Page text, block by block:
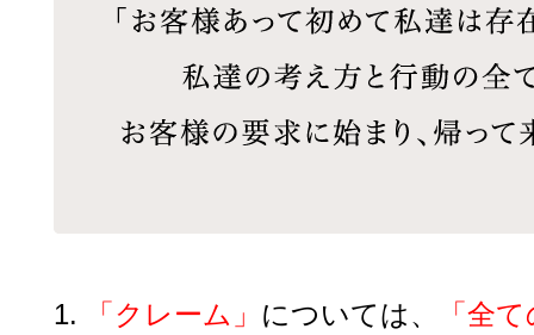
1. 「クレーム」 については、
「全